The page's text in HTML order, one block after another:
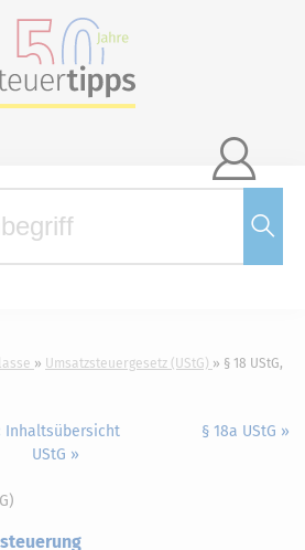

Umsatzsteuergesetz (UStG)
§ 18 UStG,
Inhaltsübersicht
UStG »
§ 18a UStG »